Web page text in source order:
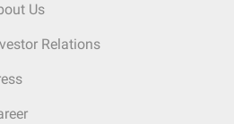
Us
Relations